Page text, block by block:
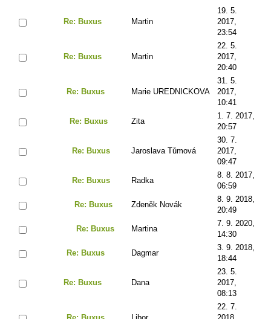
Re: Buxus Martin
19. 5.
2017,
23:54
Re: Buxus Martin
22. 5.
2017,
20:40
Re: Buxus Marie UREDNICKOVA
31. 5.
2017,
10:41
Re: Buxus Zita
1. 7. 2017,
20:57
Re: Buxus Jaroslava Tůmová
30. 7.
2017,
09:47
Re: Buxus Radka
8. 8. 2017,
06:59
Re: Buxus Zdeněk Novák
8. 9. 2018,
20:49
Re: Buxus Martina
7. 9. 2020,
14:30
Re: Buxus Dagmar
3. 9. 2018,
18:44
Re: Buxus Dana
23. 5.
2017,
08:13
22. 7.